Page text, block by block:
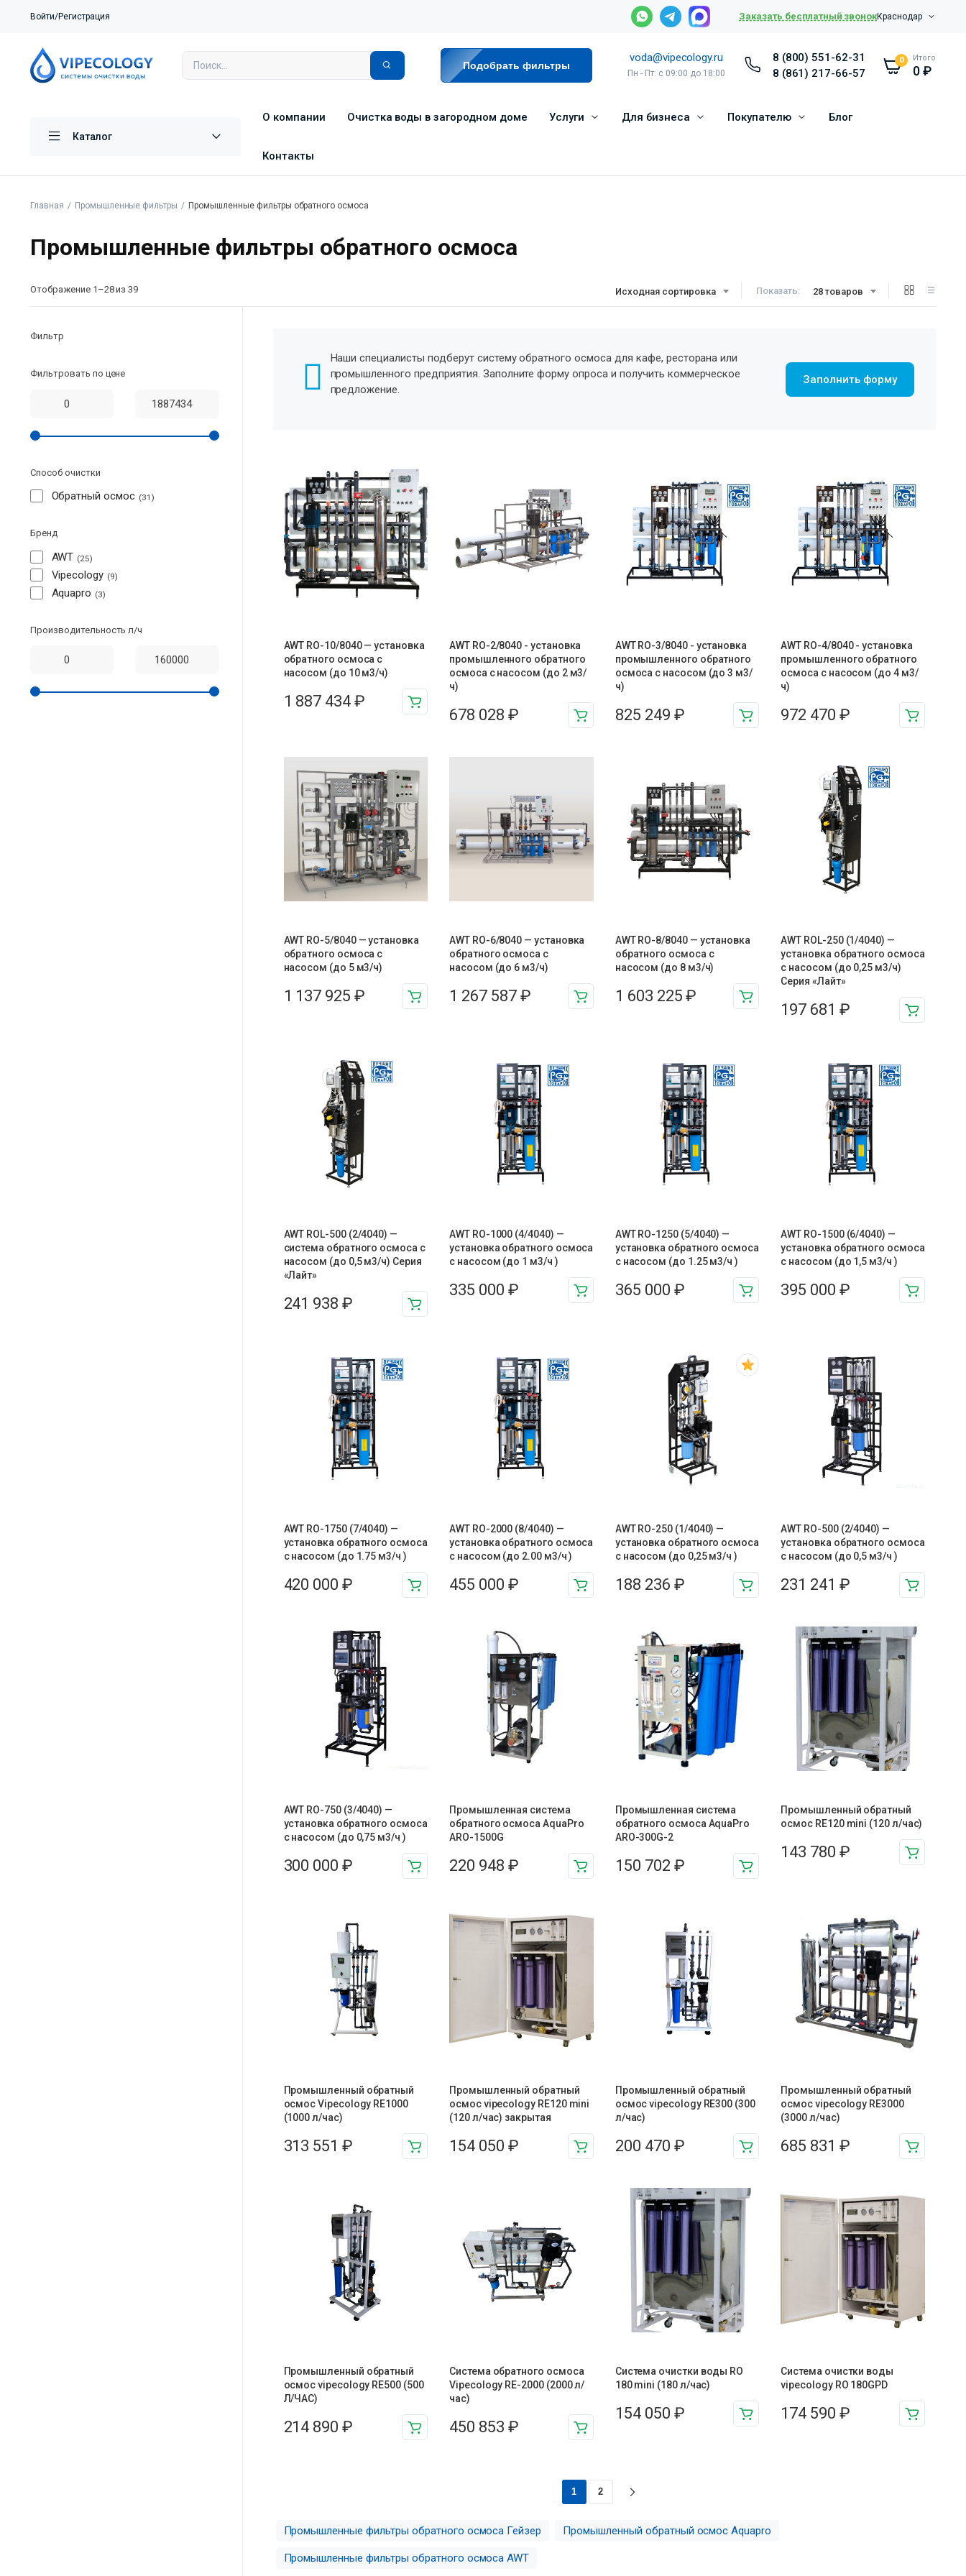
Войти/Регистрация Заказать бесплатный звонокКраснодар
Подобрать фильтры
voda@vipecology.ru
Пн - Пт: с 09:00 до 18:00
8 (800) 551-62-31
8 (861) 217-66-57
0 Итого
0₽
Каталог
О компании Очистка воды в загородном доме Услуги Для бизнеса Покупателю Блог
Контакты
Главная Промышленные фильтры Промышленные фильтры обратного осмоса
Промышленные фильтры обратного осмоса
Исходная сортировка Показать: 28 товаров
Отображение 1–28 из 39
Наши специалисты подберут систему обратного осмоса для кафе, ресторана или
промышленного предприятия. Заполните форму опроса и получить коммерческое
предложение.
Заполнить форму
AWT RO-10/8040 — установка
обратного осмоса с
насосом (до 10 м3/ч)
1 887 434₽
AWT RO-2/8040 - установка
промышленного обратного
осмоса с насосом (до 2 м3/
ч)
678 028 ₽
AWT RO-3/8040 - установка
промышленного обратного
осмоса с насосом (до 3 м3/
ч)
825 249 ₽
AWT RO-4/8040 - установка
промышленного обратного
осмоса с насосом (до 4 м3/
ч)
972 470₽
AWT RO-5/8040 — установка
обратного осмоса с
насосом (до 5 м3/ч)
1 137 925₽
AWT RO-6/8040 — установка
обратного осмоса с
насосом (до 6 м3/ч)
1 267 587 ₽
AWT RO-8/8040 — установка
обратного осмоса с
насосом (до 8 м3/ч)
1 603 225₽
AWT ROL-250 (1/4040) —
установка обратного осмоса
с насосом (до 0,25 м3/ч)
Серия «Лайт»
197 681₽
AWT ROL-500 (2/4040) —
система обратного осмоса с
насосом (до 0,5 м3/ч) Серия
«Лайт»
241 938₽
AWT RO-1000 (4/4040) —
установка обратного осмоса
с насосом (до 1 м3/ч )
335 000 ₽
AWT RO-1250 (5/4040) —
установка обратного осмоса
с насосом (до 1.25 м3/ч )
365 000 ₽
AWT RO-1500 (6/4040) —
установка обратного осмоса
с насосом (до 1,5 м3/ч )
395 000₽
AWT RO-1750 (7/4040) —
установка обратного осмоса
с насосом (до 1.75 м3/ч )
420 000₽
AWT RO-2000 (8/4040) —
установка обратного осмоса
с насосом (до 2.00 м3/ч )
455 000 ₽
AWT RO-250 (1/4040) —
установка обратного осмоса
с насосом (до 0,25 м3/ч )
188 236 ₽
AWT RO-500 (2/4040) —
установка обратного осмоса
с насосом (до 0,5 м3/ч )
231 241₽
AWT RO-750 (3/4040) —
установка обратного осмоса
с насосом (до 0,75 м3/ч )
300 000₽
Промышленная система
обратного осмоса AquaPro
ARO-1500G
220 948 ₽
Промышленная система
обратного осмоса AquaPro
ARO-300G-2
150 702 ₽
Промышленный обратный
осмос RE120 mini (120 л/час)
143 780₽
Промышленный обратный
осмос Vipecology RE1000
(1000 л/час)
313 551₽
Промышленный обратный
осмос vipecology RE120 mini
(120 л/час) закрытая
154 050 ₽
Промышленный обратный
осмос vipecology RE300 (300
л/час)
200 470 ₽
Промышленный обратный
осмос vipecology RE3000
(3000 л/час)
685 831₽
Промышленный обратный
осмос vipecology RE500 (500
Л/ЧАС)
214 890₽
Система обратного осмоса
Vipecology RE-2000 (2000 л/
час)
450 853 ₽
Система очистки воды RO
180 mini (180 л/час)
154 050 ₽
Система очистки воды
vipecology RO 180GPD
174 590₽
1 2
Промышленные фильтры обратного осмоса Гейзер Промышленный обратный осмос Aquapro
Промышленные фильтры обратного осмоса AWT
Фильтр
Фильтровать по цене
Способ очистки
Обратный осмос 31
Бренд
AWT 25
Vipecology 9
Aquapro 3
Производительность л/ч